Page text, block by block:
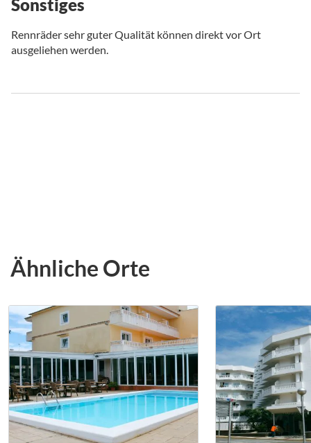
Sonstiges
Rennräder sehr guter Qualität können direkt vor Ort
ausgeliehen werden.
Ähnliche Orte